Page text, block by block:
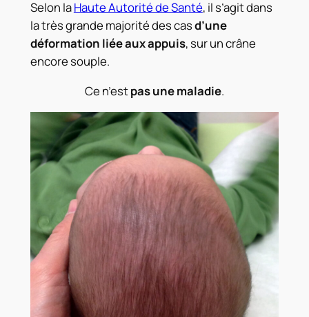
Selon laHaute Autorité de Santé, il s’agit dans
la très grande majorité des casd’une
déformation liée aux appuis, sur un crâne
encore souple.
Ce n’estpas une maladie.